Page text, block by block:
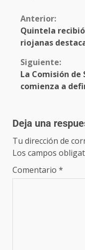
Anterior:
Quintela
riojanas
Siguiente:
La Comisión de
comienza a
Deja una
Tu dirección de
Los campos
Comentario *